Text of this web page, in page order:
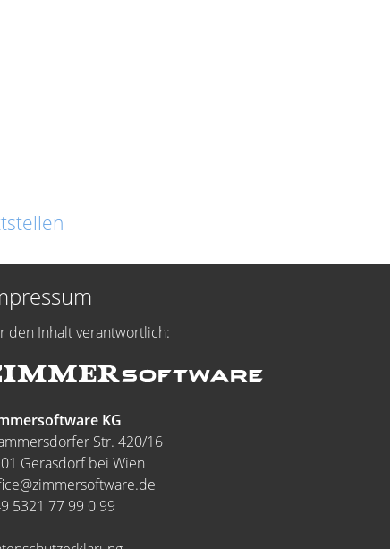
den Inhalt verantwortlich:
KG
Str. 420/16
Gerasdorf bei Wien
5321 77 99 0 99